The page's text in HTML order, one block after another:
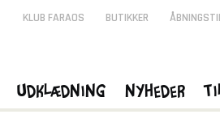
KLUB FARAOS BUTIKKER
Udklædning Nyheder